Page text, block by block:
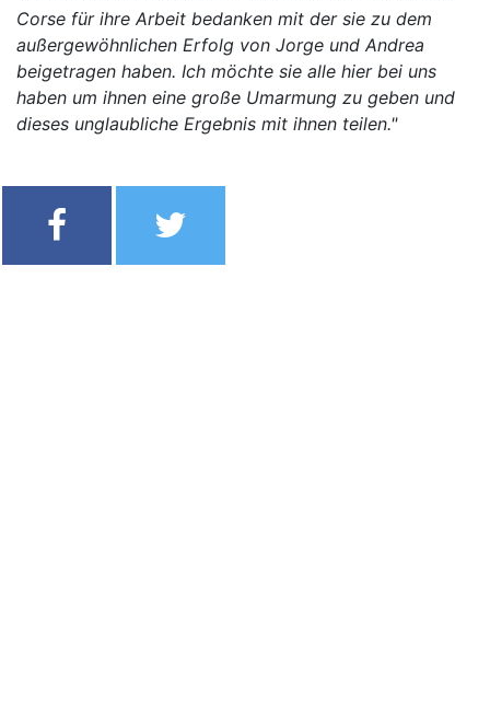
Corse für ihre Arbeit bedanken mit der sie zu dem
außergewöhnlichen Erfolg von Jorge und Andrea
beigetragen haben. Ich möchte sie alle hier bei uns
haben um ihnen eine große Umarmung zu geben und
dieses unglaubliche Ergebnis mit ihnen teilen."